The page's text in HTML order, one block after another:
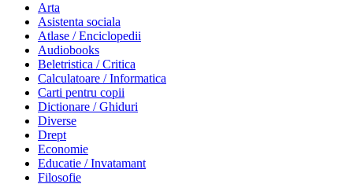
Arta
Asistenta sociala
Atlase / Enciclopedii
Audiobooks
Beletristica / Critica
Calculatoare / Informatica
Carti pentru copii
Dictionare / Ghiduri
Diverse
Drept
Economie
Educatie / Invatamant
Filosofie